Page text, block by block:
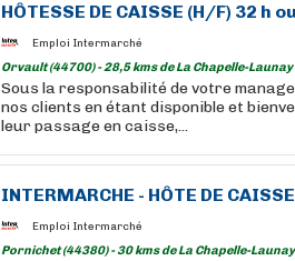
HÔTESSE DE CAISSE (H/F) 32 h
Emploi Intermarché
Orvault (44700) - 28,5 kms de La Chapelle-Launay
Sous la responsabilité de votre
nos clients en étant disponible et
leur passage en caisse,...
INTERMARCHE - HÔTE DE
Emploi Intermarché
Pornichet (44380) - 30 kms de La Chapelle-